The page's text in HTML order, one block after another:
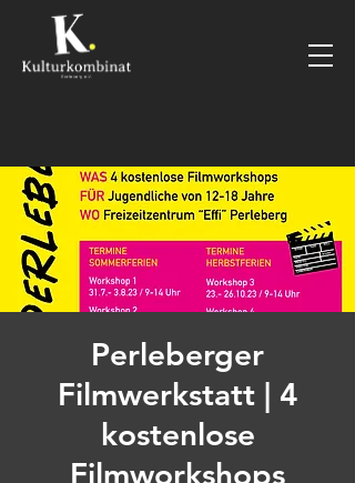
Perleberger
Filmwerkstatt | 4
kostenlose
Filmworkshops